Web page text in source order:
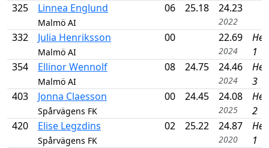
325 Linnea Englund
Malmö AI
06 25.18 24.23
2022
332 Julia Henriksson
Malmö AI
00 22.69
2024
1
354
Ellinor Wennolf
Malmö AI
08 24.75 24.46
2024
3
403
Jonna Claesson
Spårvägens FK
00 24.45 24.08
2025
2
420
Elise Legzdins
Spårvägens FK
02 25.22 24.87
2020
1